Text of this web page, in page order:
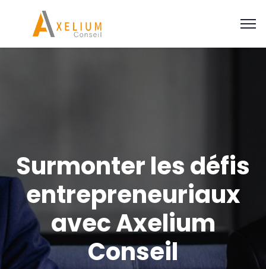
Surmonter les défis
entrepreneuriaux
avec Axelium
Conseil